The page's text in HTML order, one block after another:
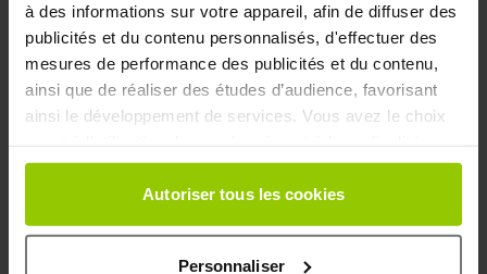
à des informations sur votre appareil, afin de diffuser des
publicités et du contenu personnalisés, d'effectuer des
mesures de performance des publicités et du contenu,
ainsi que de réaliser des études d’audience, favorisant
ainsi le développement de services. Vous avez le choix
Vous pouvez modifier ou retirer votre consentement à
tout moment en consultant la Déclaration relative aux
cookies ou en cliquant sur l'icône de confidentialité.
Autoriser tous les cookies
Personnaliser
Analyse complète des qualités et caractéristiques
environnementales de l’emballage en cours de
finalisation.
Ce produit fait partie de la catégorie